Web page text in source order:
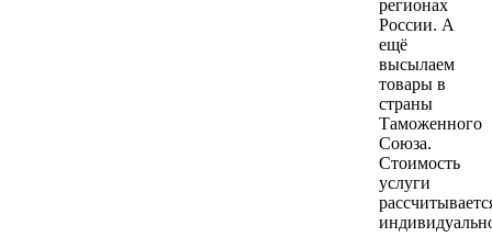
регионах
России. А
ещё
высылаем
товары в
страны
Таможенного
Союза.
Стоимость
услуги